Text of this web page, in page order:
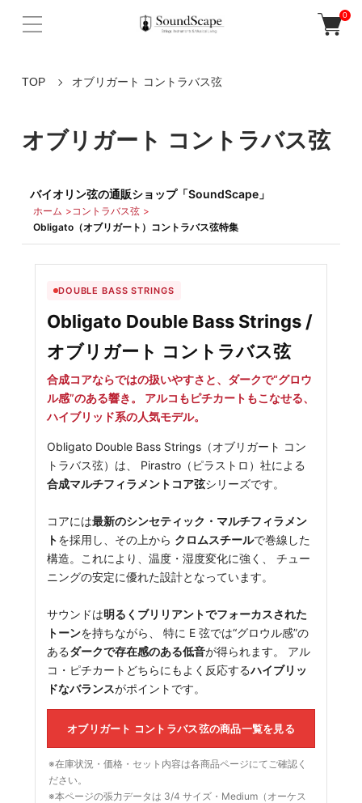
0
TOP オブリガート コントラバス弦
オブリガート コントラバス弦
バイオリン弦の通販ショップ「SoundScape」
ホーム
コントラバス弦
Obligato（オブリガート）コントラバス弦特集
DOUBLE BASS STRINGS
Obligato Double Bass Strings /
オブリガート コントラバス弦
合成コアならではの扱いやすさと、ダークで“グロウ
ル感”のある響き。 アルコもピチカートもこなせる、
ハイブリッド系の人気モデル。
Obligato Double Bass Strings（オブリガート コン
トラバス弦）は、 Pirastro（ピラストロ）社による
合成マルチフィラメントコア弦シリーズです。
コアには最新のシンセティック・マルチフィラメン
トを採用し、その上から クロムスチールで巻線した
構造。これにより、温度・湿度変化に強く、 チュー
ニングの安定に優れた設計となっています。
サウンドは明るくブリリアントでフォーカスされた
トーンを持ちながら、 特に E 弦では“グロウル感”の
あるダークで存在感のある低音が得られます。 アル
コ・ピチカートどちらにもよく反応するハイブリッ
ドなバランスがポイントです。
オブリガート コントラバス弦の商品一覧を見る
※在庫状況・価格・セット内容は各商品ページにてご確認く
ださい。
※本ページの張力データは 3/4 サイズ・Medium（オーケス